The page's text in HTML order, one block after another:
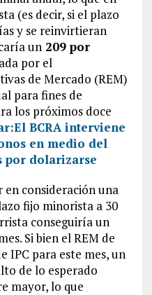
(es decir, si el plazo
y se reinvirtieran
un209 por
por el
de Mercado (REM)
para fines de
los próximos doce
El BCRA interviene
en medio del
por dolarizarse
consideración una
fijo minorista a 30
conseguiría un
Si bien el REM de
IPC para este mes, un
de lo esperado
mayor, lo que